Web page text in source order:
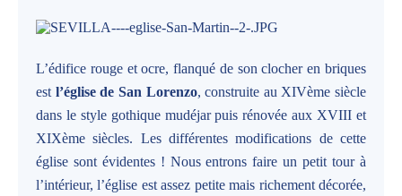
L’édifice rouge et ocre, flanqué de son clocher en briques
est l’église de San Lorenzo, construite au XIVème siècle
dans le style gothique mudéjar puis rénovée aux XVIII et
XIXème siècles. Les différentes modifications de cette
église sont évidentes ! Nous entrons faire un petit tour à
l’intérieur, l’église est assez petite mais richement décorée,